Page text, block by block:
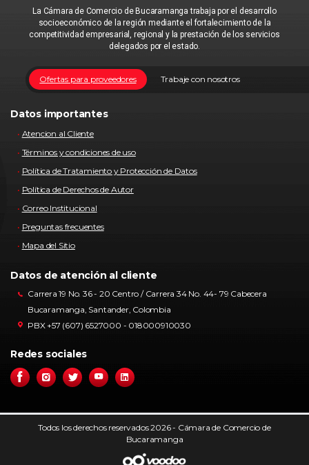
La Cámara de Comercio de Bucaramanga trabaja por el desarrollo
socioeconómico de la región mediante el fortalecimiento de la
competitividad empresarial, regional y la prestación de los servicios
delegados por el estado.
Trabaje con nosotros
Ofertas para proveedores
Datos importantes
Atencion al Cliente
Términos y condiciones de uso
Política de Tratamiento y Protección de Datos
Política de Derechos de Autor
Correo Institucional
Preguntas frecuentes
Mapa del Sitio
Datos de atención al cliente
Carrera 19 No. 36 - 20 Centro / Carrera 34 No. 44- 79 Cabecera
Bucaramanga, Santander, Colombia
PBX +57 (607) 6527000 - 018000910030
Redes sociales
Todos los derechos reservados 2026 - Cámara de Comercio de
Bucaramanga